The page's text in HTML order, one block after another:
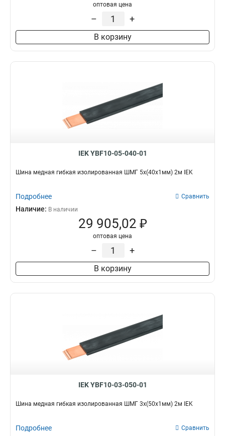
оптовая цена
– +
В корзину
IEK YBF10-05-040-01
Шина медная гибкая изолированная ШМГ 5x(40x1мм) 2м IEK
Подробнее Сравнить
Наличие: В наличии
29 905,02 ₽
оптовая цена
– +
В корзину
IEK YBF10-03-050-01
Шина медная гибкая изолированная ШМГ 3x(50x1мм) 2м IEK
Подробнее Сравнить